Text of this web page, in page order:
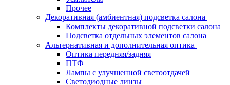
Прочее
Декоративная (амбиентная) подсветка салона
Комплекты декоративной подсветки салона
Подсветка отдельных элементов салона
Альтернативная и дополнительная оптика
Оптика передняя/задняя
ПТФ
Лампы с улучшенной светоотдачей
Светодиодные линзы